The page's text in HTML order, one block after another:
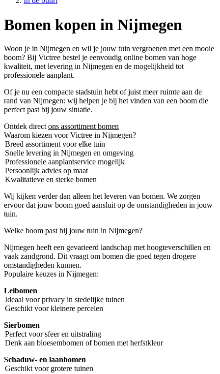
Bomen kopen in Nijmegen
Woon je in Nijmegen en wil je jouw tuin vergroenen met een mooie
boom? Bij Victree bestel je eenvoudig online bomen van hoge
kwaliteit, met levering in Nijmegen en de mogelijkheid tot
professionele aanplant.
Of je nu een compacte stadstuin hebt of juist meer ruimte aan de
rand van Nijmegen: wij helpen je bij het vinden van een boom die
perfect past bij jouw situatie.
Ontdek direct ons assortiment bomen
Waarom kiezen voor Victree in Nijmegen?
Breed assortiment voor elke tuin
Snelle levering in Nijmegen en omgeving
Professionele aanplantservice mogelijk
Persoonlijk advies op maat
Kwalitatieve en sterke bomen
Wij kijken verder dan alleen het leveren van bomen. We zorgen
ervoor dat jouw boom goed aansluit op de omstandigheden in jouw
tuin.
Welke boom past bij jouw tuin in Nijmegen?
Nijmegen heeft een gevarieerd landschap met hoogteverschillen en
vaak zandgrond. Dit vraagt om bomen die goed tegen drogere
omstandigheden kunnen.
Populaire keuzes in Nijmegen:
Leibomen
Ideaal voor privacy in stedelijke tuinen
Geschikt voor kleinere percelen
Sierbomen
Perfect voor sfeer en uitstraling
Denk aan bloesembomen of bomen met herfstkleur
Schaduw- en laanbomen
Geschikt voor grotere tuinen